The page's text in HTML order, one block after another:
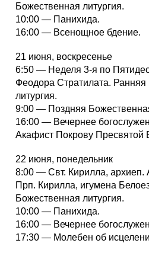
Божественная литургия.
10:00 — Панихида.
16:00 — Всенощное бдение.
21 июня, воскресенье
6:50 — Неделя 3-я по
Феодора Стратилата.
литургия.
9:00 — Поздняя
16:00 — Вечернее
Акафист Покрову Пресвятой
22 июня, понедельник
8:00 — Свт. Кирилла, архиеп.
Прп. Кирилла, игумена
Божественная литургия.
10:00 — Панихида.
16:00 — Вечернее
17:30 — Молебен об